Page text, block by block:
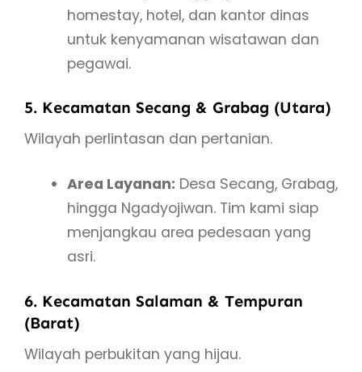
homestay, hotel, dan kantor dinas
untuk kenyamanan wisatawan dan
pegawai.
5. Kecamatan Secang & Grabag (Utara)
Wilayah perlintasan dan pertanian.
Area Layanan: Desa Secang, Grabag,
hingga Ngadyojiwan. Tim kami siap
menjangkau area pedesaan yang
asri.
6. Kecamatan Salaman & Tempuran
(Barat)
Wilayah perbukitan yang hijau.